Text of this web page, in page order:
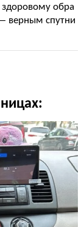
здоровому обра
верным спутни